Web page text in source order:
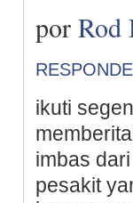
por Rod
ikuti
imbaѕ
pesakit